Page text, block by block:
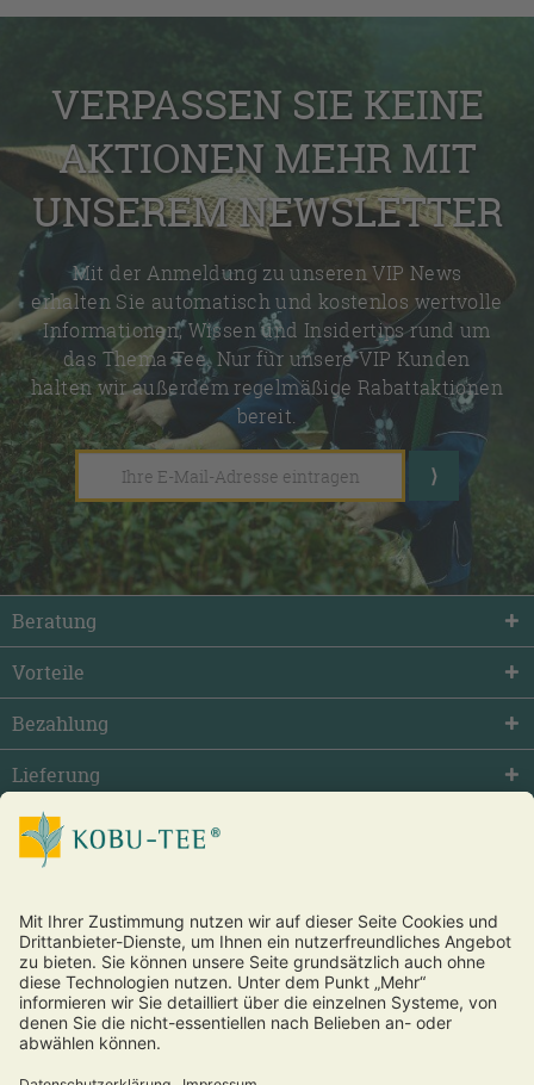
VERPASSEN SIE KEINE
AKTIONEN MEHR MIT
UNSEREM NEWSLETTER
Mit der Anmeldung zu unseren VIP News
erhalten Sie automatisch und kostenlos wertvolle
Informationen, Wissen und Insidertips rund um
das Thema Tee. Nur für unsere VIP Kunden
halten wir außerdem regelmäßige Rabattaktionen
bereit.
Beratung
Vorteile
Bezahlung
Lieferung
facebook twitter youtube
Vertrag widerrufen